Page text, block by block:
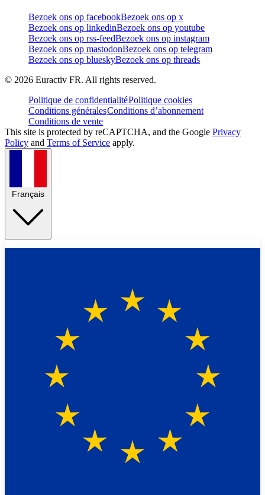
Bezoek ons op facebookBezoek ons op x
Bezoek ons op linkedinBezoek ons op youtube
Bezoek ons op rss-feedBezoek ons op instagram
Bezoek ons op mastodonBezoek ons op telegram
Bezoek ons op blueskyBezoek ons op threads
© 2026 Euractiv FR. All rights reserved.
Politique de confidentialitéPolitique cookies
Conditions généralesConditions d’abonnement
Conditions de vente
This site is protected by reCAPTCHA, and the Google Privacy
Policy and Terms of Service apply.
Français